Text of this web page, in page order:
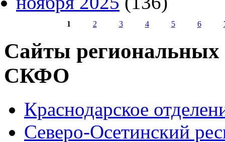
1 2 3 4 5 6
Сайты
СКФО
Краснодарское
Северо-Осетинский